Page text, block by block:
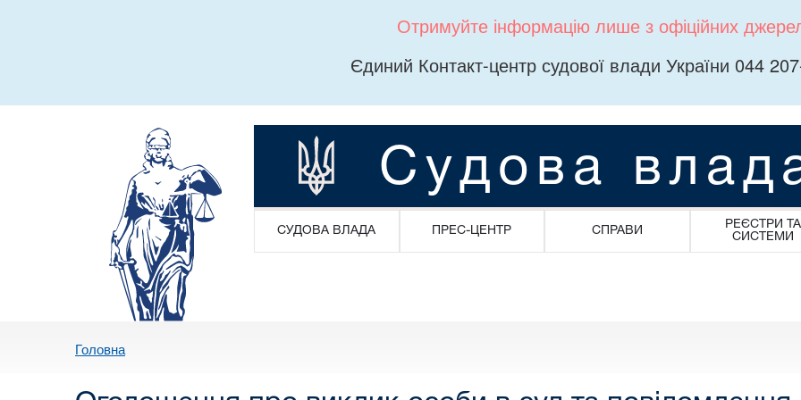
Отримуйте інформацію лише з офіційних
Єдиний Контакт-центр судової влади України 044
Судова
СУДОВА ВЛАДА ПРЕС-ЦЕНТР СПРАВИ
РЕЄСТРИ ТА
СИСТЕМИ
Головна